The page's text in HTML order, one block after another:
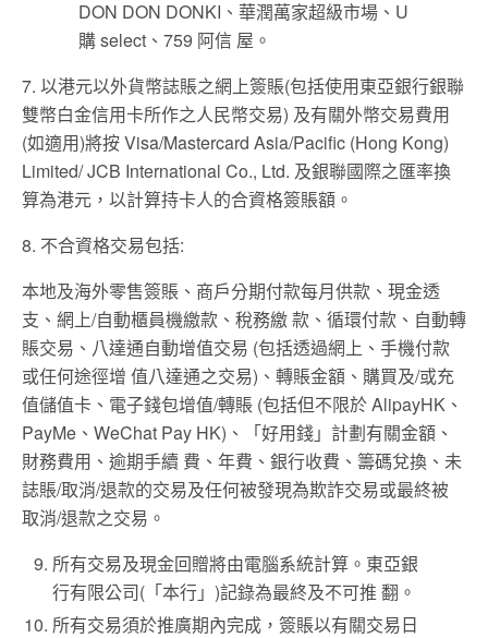
DON DON DONKI、華潤萬家超級市場、U
購 select、759 阿信 屋。
7. 以港元以外貨幣誌賬之網上簽賬(包括使用東亞銀行銀聯
雙幣白金信用卡所作之人民幣交易) 及有關外幣交易費用
(如適用)將按 Visa/Mastercard Asia/Pacific (Hong Kong)
Limited/ JCB International Co., Ltd. 及銀聯國際之匯率換
算為港元，以計算持卡人的合資格簽賬額。
8. 不合資格交易包括:
本地及海外零售簽賬、商戶分期付款每月供款、現金透
支、網上/自動櫃員機繳款、稅務繳 款、循環付款、自動轉
賬交易、八達通自動增值交易 (包括透過網上、手機付款
或任何途徑增 值八達通之交易)、轉賬金額、購買及/或充
值儲值卡、電子錢包增值/轉賬 (包括但不限於 AlipayHK、
PayMe、WeChat Pay HK)、「好用錢」計劃有關金額、
財務費用、逾期手續 費、年費、銀行收費、籌碼兌換、未
誌賬/取消/退款的交易及任何被發現為欺詐交易或最終被
取消/退款之交易。
所有交易及現金回贈將由電腦系統計算。東亞銀
行有限公司(「本行」)記錄為最終及不可推 翻。
所有交易須於推廣期內完成，簽賬以有關交易日